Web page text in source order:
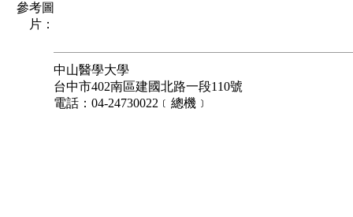
參考圖
片：
中山醫學大學
台中市402南區建國北路一段110號
電話：04-24730022﹝總機﹞